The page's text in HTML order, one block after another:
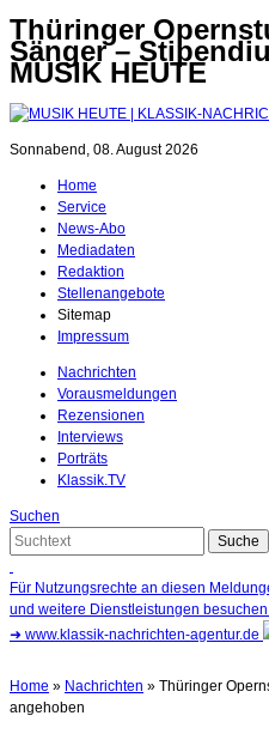
Thüringer
Sänger –
MUSIK HEUTE
Sonnabend, 08. August 2026
Home
Service
News-Abo
Mediadaten
Redaktion
Stellenangebote
Sitemap
Impressum
Nachrichten
Vorausmeldungen
Rezensionen
Interviews
Porträts
Klassik.TV
Suchen
Für Nutzungsrechte an diesen
und weitere Dienstleistungen
➜ www.klassik-nachrichten-agentur.de
Home » Nachrichten » Thüringer
angehoben